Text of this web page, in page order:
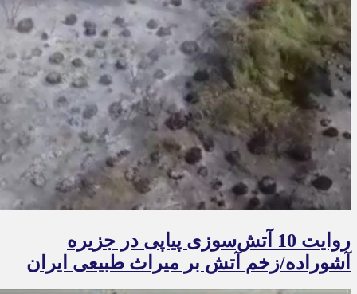
روایت 10 آتش‌سوزی پیاپی در جزیره
آشوراده/زخم آتش بر ‌میراث طبیعی ایران